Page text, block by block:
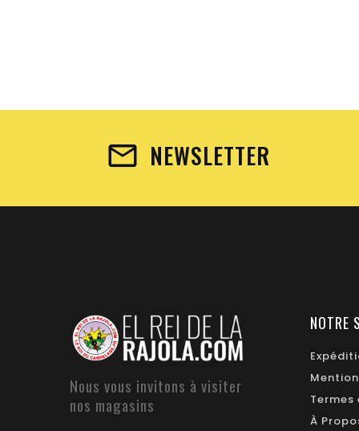
NEWSLETTER
Nous vous invitons à visiter
nos magasins
NOTRE
À